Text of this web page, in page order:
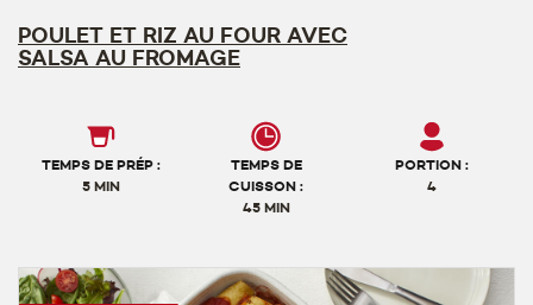
POULET ET RIZ AU FOUR AVEC
SALSA AU FROMAGE
TEMPS DE PRÉP :
5 MIN
TEMPS DE
CUISSON :
45 MIN
PORTION :
4